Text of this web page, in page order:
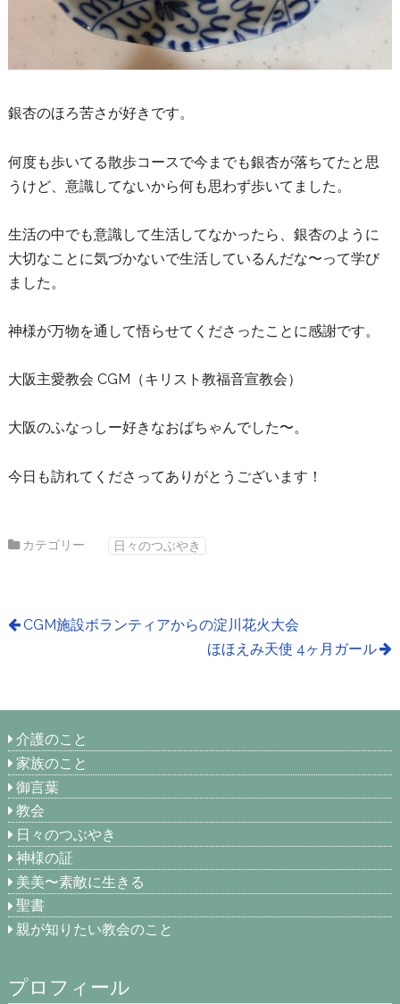
銀杏のほろ苦さが好きです。
何度も歩いてる散歩コースで今までも銀杏が落ちてたと思
うけど、意識してないから何も思わず歩いてました。
生活の中でも意識して生活してなかったら、銀杏のように
大切なことに気づかないで生活しているんだな〜って学び
ました。
神様が万物を通して悟らせてくださったことに感謝です。
大阪主愛教会 CGM（キリスト教福音宣教会）
大阪のふなっしー好きなおばちゃんでした〜。
今日も訪れてくださってありがとうございます！
カテゴリー 日々のつぶやき
CGM施設ボランティアからの淀川花火大会
ほほえみ天使 4ヶ月ガール
介護のこと
家族のこと
御言葉
教会
日々のつぶやき
神様の証
美美〜素敵に生きる
聖書
親が知りたい教会のこと
プロフィール